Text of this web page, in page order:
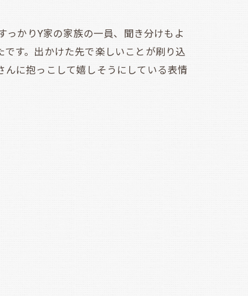
かりY家の家族の一員、聞き分けもよ
す。出かけた先で楽しいことが刷り込
に抱っこして嬉しそうにしている表情